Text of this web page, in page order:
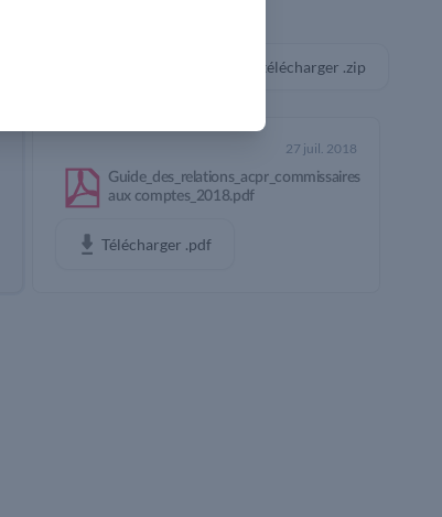
Tout télécharger .zip
27 juil. 2018
Guide_des_relations_acpr_commissaires
aux comptes_2018.pdf
Télécharger .pdf